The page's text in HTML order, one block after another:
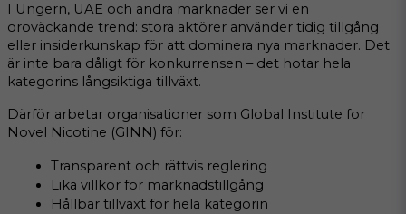
I Ungern, UAE och andra marknader ser vi en
oroväckande trend: stora aktörer använder tidig tillgång
eller insiderkunskap för att dominera nya marknader. Det
är inte bara dåligt för konkurrensen – det hotar hela
kategorins långsiktiga tillväxt.
Därför arbetar organisationer som Global Institute for
Novel Nicotine (GINN) för:
Transparent och rättvis reglering
Lika villkor för marknadstillgång
Hållbar tillväxt för hela kategorin